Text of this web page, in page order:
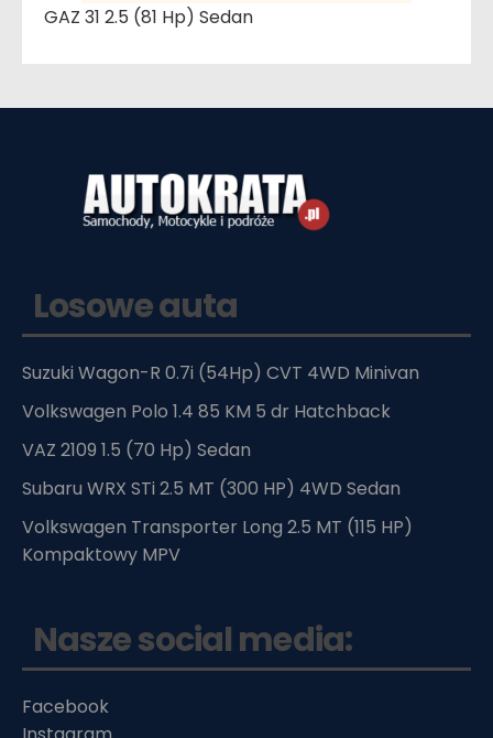
GAZ 31 2.5 (81 Hp) Sedan
Losowe auta
Suzuki Wagon-R 0.7i (54Hp) CVT 4WD Minivan
Volkswagen Polo 1.4 85 KM 5 dr Hatchback
VAZ 2109 1.5 (70 Hp) Sedan
Subaru WRX STi 2.5 MT (300 HP) 4WD Sedan
Volkswagen Transporter Long 2.5 MT (115 HP)
Kompaktowy MPV
Nasze social media:
Facebook